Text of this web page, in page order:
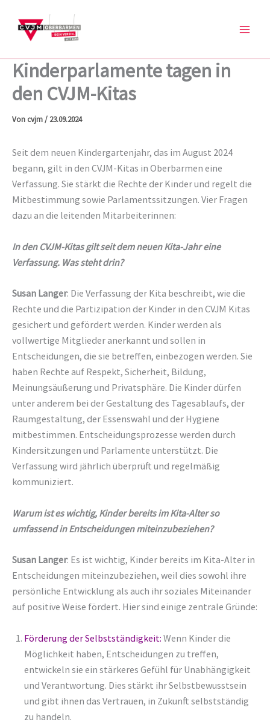
Inhalt
springen
Kinderparlamente tagen in
den CVJM-Kitas
Von cvjm/23.09.2024
Seit dem neuen Kindergartenjahr, das im August 2024
begann, gilt in den CVJM-Kitas in Oberbarmen eine
Verfassung. Sie stärkt die Rechte der Kinder und regelt die
Mitbestimmung sowie Parlamentssitzungen. Vier Fragen
dazu an die leitenden Mitarbeiterinnen:
In den CVJM-Kitas gilt seit dem neuen Kita-Jahr eine
Verfassung. Was steht drin?
Susan Langer: Die Verfassung der Kita beschreibt, wie die
Rechte und die Partizipation der Kinder in den CVJM Kitas
gesichert und gefördert werden. Kinder werden als
vollwertige Mitglieder anerkannt und sollen in
Entscheidungen, die sie betreffen, einbezogen werden. Sie
haben Rechte auf Respekt, Sicherheit, Bildung,
Meinungsäußerung und Privatsphäre. Die Kinder dürfen
unter anderem bei der Gestaltung des Tagesablaufs, der
Raumgestaltung, der Essenswahl und der Hygiene
mitbestimmen. Entscheidungsprozesse werden durch
Kindersitzungen und Parlamente unterstützt. Die
Verfassung wird jährlich überprüft und regelmäßig
kommuniziert.
Warum ist es wichtig, Kinder bereits im Kita-Alter so
umfassend in Entscheidungen miteinzubeziehen?
Susan Langer: Es ist wichtig, Kinder bereits im Kita-Alter in
Entscheidungen miteinzubeziehen, weil dies sowohl ihre
persönliche Entwicklung als auch ihr soziales Miteinander
auf positive Weise fördert. Hier sind einige zentrale Gründe:
Förderung der Selbstständigkeit: Wenn Kinder die
Möglichkeit haben, Entscheidungen zu treffen,
entwickeln sie ein stärkeres Gefühl für Unabhängigkeit
und Verantwortung. Dies stärkt ihr Selbstbewusstsein
und gibt ihnen das Vertrauen, in Zukunft selbstständig
zu handeln.